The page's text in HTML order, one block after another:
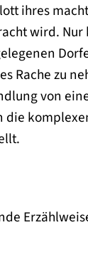
ihres
wird. Nur
Rache zu
von